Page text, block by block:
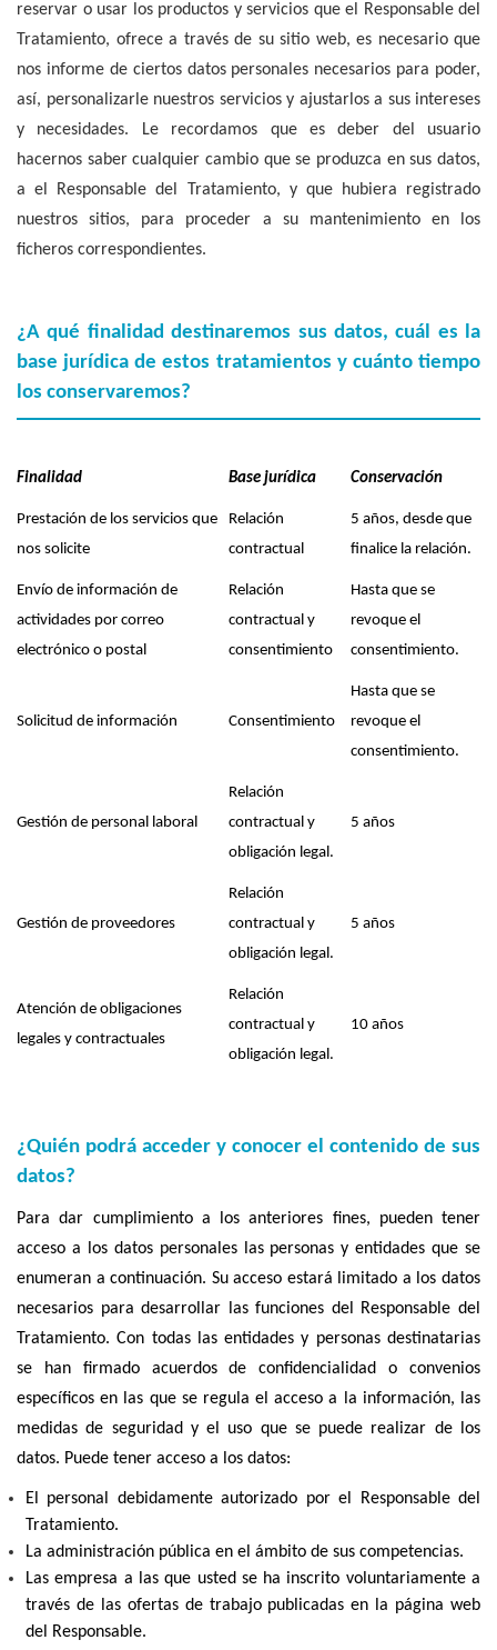
reservar o usar los productos y servicios que el Responsable del
Tratamiento, ofrece a través de su sitio web, es necesario que
nos informe de ciertos datos personales necesarios para poder,
así, personalizarle nuestros servicios y ajustarlos a sus intereses
y necesidades. Le recordamos que es deber del usuario
hacernos saber cualquier cambio que se produzca en sus datos,
a el Responsable del Tratamiento, y que hubiera registrado
nuestros sitios, para proceder a su mantenimiento en los
ficheros correspondientes.
¿A qué finalidad destinaremos sus datos, cuál es la
base jurídica de estos tratamientos y cuánto tiempo
los conservaremos?
Finalidad Base jurídica Conservación
Prestación de los servicios que
nos solicite
Relación
contractual
5 años, desde que
finalice la relación.
Envío de información de
actividades por correo
electrónico o postal
Relación
contractual y
consentimiento
Hasta que se
revoque el
consentimiento.
Solicitud de información Consentimiento
Hasta que se
revoque el
consentimiento.
Gestión de personal laboral
Relación
contractual y
obligación legal.
5 años
Gestión de proveedores
Relación
contractual y
obligación legal.
5 años
Atención de obligaciones
legales y contractuales
Relación
contractual y
obligación legal.
10 años
¿Quién podrá acceder y conocer el contenido de sus
datos?
Para dar cumplimiento a los anteriores fines, pueden tener
acceso a los datos personales las personas y entidades que se
enumeran a continuación. Su acceso estará limitado a los datos
necesarios para desarrollar las funciones del Responsable del
Tratamiento. Con todas las entidades y personas destinatarias
se han firmado acuerdos de confidencialidad o convenios
específicos en las que se regula el acceso a la información, las
medidas de seguridad y el uso que se puede realizar de los
datos. Puede tener acceso a los datos:
El personal debidamente autorizado por el Responsable del
Tratamiento.
La administración pública en el ámbito de sus competencias.
Las empresa a las que usted se ha inscrito voluntariamente a
través de las ofertas de trabajo publicadas en la página web
del Responsable.